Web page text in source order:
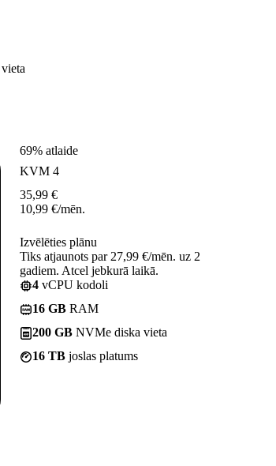
69% atlaide
KVM 4
35,99 €
10,99 €/mēn.
Izvēlēties plānu
Tiks atjaunots par 27,99 €/mēn. uz 2
gadiem. Atcel jebkurā laikā.
4 vCPU kodoli
16 GB RAM
200 GB NVMe diska vieta
16 TB joslas platums